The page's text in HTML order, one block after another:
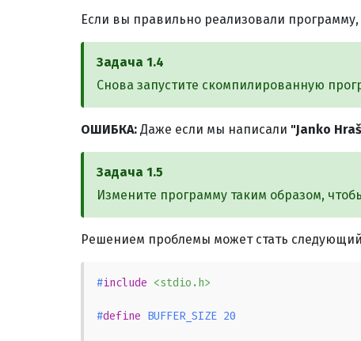
Если вы правильно реализовали
Задача 1.4
Снова запустите скомпилированную
ОШИБКА: Даже если мы написали "Janko
Задача 1.5
Измените программу таким образом,
Решением проблемы может стать
#include <stdio.h>
#define BUFFER_SIZE 20